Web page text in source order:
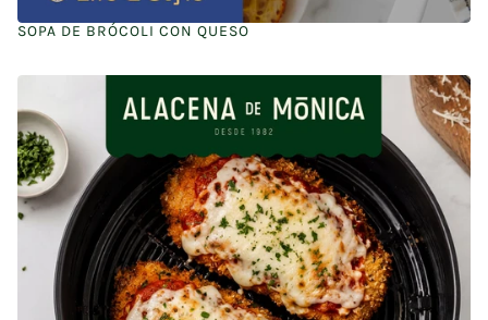
SOPA DE BRÓCOLI CON QUESO